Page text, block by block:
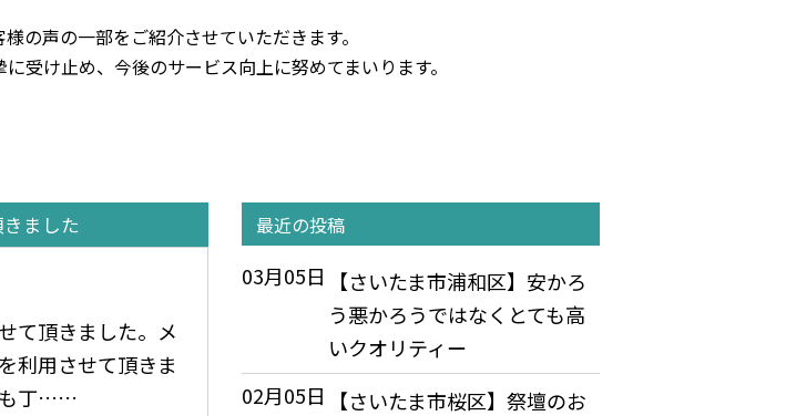
の声の一部をご紹介させていただきます。
受け止め、今後のサービス向上に努めてまいります。
ました
て頂きました。メ
利用させて頂きま
も丁……
最近の投稿
03月05日
【さいたま市浦和区】安かろ
う悪かろうではなくとても高
いクオリティー
02月05日
【さいたま市桜区】祭壇のお